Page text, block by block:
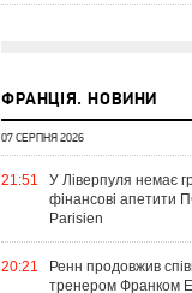
ФРАНЦІЯ. НОВИНИ
07 СЕРПНЯ 2026
21:51
У Ліверпуля немає
фінансові
Parisien
20:21
Ренн продовжив
тренером Франком